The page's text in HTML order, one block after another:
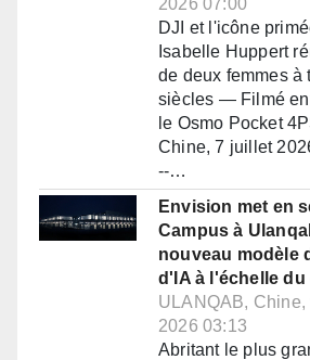
DJI et l'icône
Isabelle Huppert
de deux femmes à
siècles — Filmé
le Osmo Pocket
Chine, 7 juillet
--…
Envision met en
Campus à
nouveau modèle
d'IA à l'échelle du
ULANQAB, Chine,
2026 03:13
Abritant le plus